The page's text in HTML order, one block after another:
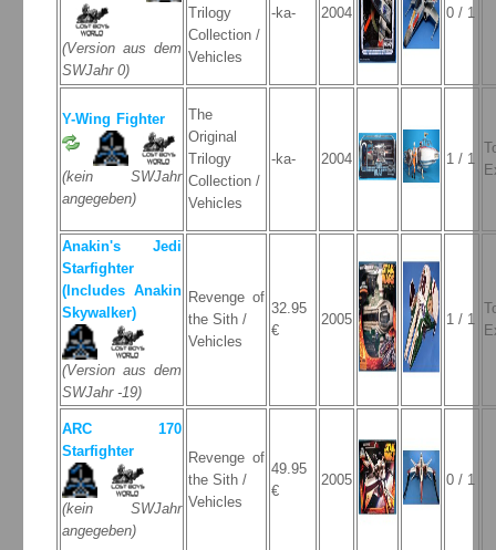
(Version aus dem
SWJahr 0)
Trilogy
Collection /
Vehicles
-ka- 2004 0 / 1
Y-Wing Fighter
(kein SWJahr
angegeben)
The
Original
Trilogy
Collection /
Vehicles
-ka- 2004 1 / 1
Anakin's Jedi
Starfighter
(Includes Anakin
Skywalker)
(Version aus dem
SWJahr -19)
Revenge of
the Sith /
Vehicles
32.95
€
2005 1 / 1
ARC 170
Starfighter
(kein SWJahr
angegeben)
Revenge of
the Sith /
Vehicles
49.95
€
2005 0 / 1